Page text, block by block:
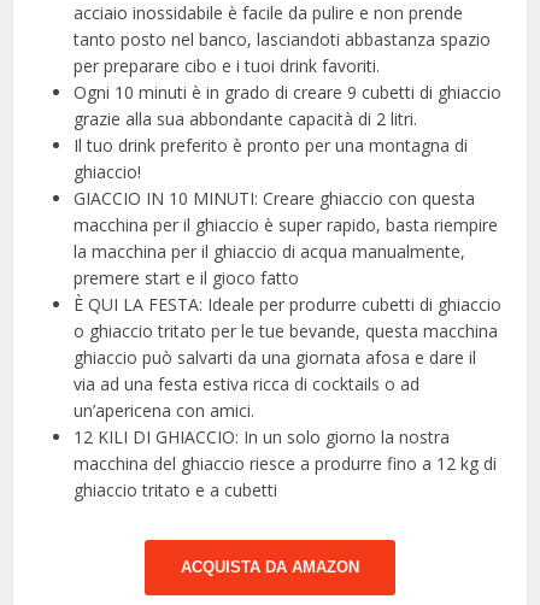
acciaio inossidabile è facile da pulire e non prende
tanto posto nel banco, lasciandoti abbastanza spazio
per preparare cibo e i tuoi drink favoriti.
Ogni 10 minuti è in grado di creare 9 cubetti di ghiaccio
grazie alla sua abbondante capacità di 2 litri.
Il tuo drink preferito è pronto per una montagna di
ghiaccio!
GIACCIO IN 10 MINUTI: Creare ghiaccio con questa
macchina per il ghiaccio è super rapido, basta riempire
la macchina per il ghiaccio di acqua manualmente,
premere start e il gioco fatto
È QUI LA FESTA: Ideale per produrre cubetti di ghiaccio
o ghiaccio tritato per le tue bevande, questa macchina
ghiaccio può salvarti da una giornata afosa e dare il
via ad una festa estiva ricca di cocktails o ad
un’apericena con amici.
12 KILI DI GHIACCIO: In un solo giorno la nostra
macchina del ghiaccio riesce a produrre fino a 12 kg di
ghiaccio tritato e a cubetti
ACQUISTA DA AMAZON